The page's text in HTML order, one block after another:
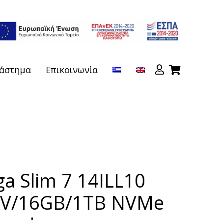
Επικοινωνία
Slim 7 14ILL10
16GB/1TB NVMe